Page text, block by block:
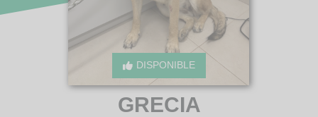
DISPONIBLE
GRECIA